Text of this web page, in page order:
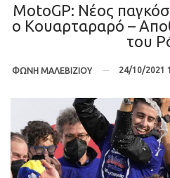
MotoGP: Νέος
ο Κουαρταραρό –
του
ΦΩΝΗ ΜΑΛΕΒΙΖΙΟΥ 24/10/2021